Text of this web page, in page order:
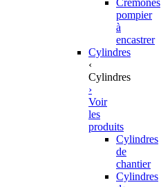
pompier
à
encastrer
Cylindres
‹
Cylindres
›
Voir
les
produits
Cylindres
de
chantier
Cylindres